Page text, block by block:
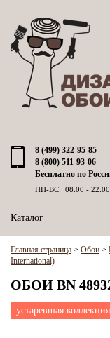
8 (499) 322-95-85
8 (800) 511-93-06
Бесплатно по
ПН-ВС: 08:00 - 22:00
Каталог
Главная страница > Обои >
International)
ОБОИ BN
устаревшая коллекция